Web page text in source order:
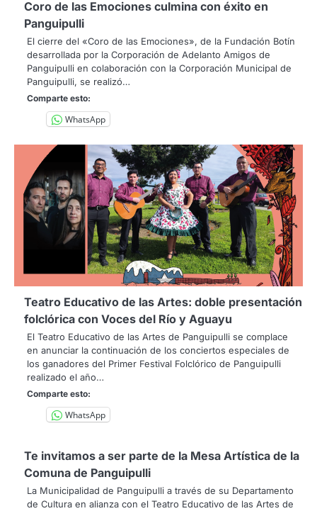
Coro de las Emociones culmina con éxito en
Panguipulli
El cierre del «Coro de las Emociones», de la Fundación Botín
desarrollada por la Corporación de Adelanto Amigos de
Panguipulli en colaboración con la Corporación Municipal de
Panguipulli, se realizó…
Comparte esto:
WhatsApp
Teatro Educativo de las Artes: doble presentación
folclórica con Voces del Río y Aguayu
El Teatro Educativo de las Artes de Panguipulli se complace
en anunciar la continuación de los conciertos especiales de
los ganadores del Primer Festival Folclórico de Panguipulli
realizado el año…
Comparte esto:
WhatsApp
Te invitamos a ser parte de la Mesa Artística de la
Comuna de Panguipulli
La Municipalidad de Panguipulli a través de su Departamento
de Cultura en alianza con el Teatro Educativo de las Artes de